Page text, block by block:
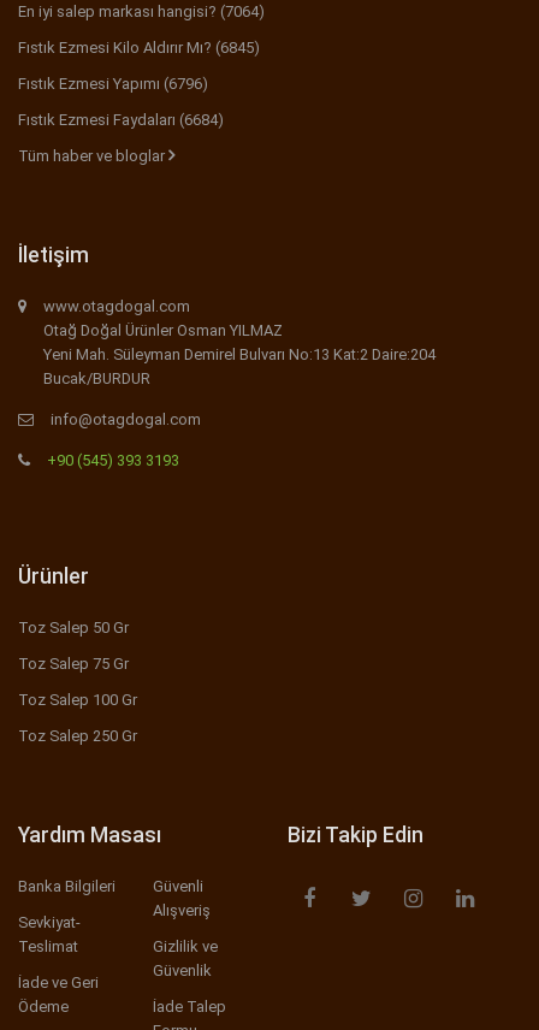
En iyi salep markası hangisi? (7064)
Fıstık Ezmesi Kilo Aldırır Mı? (6845)
Fıstık Ezmesi Yapımı (6796)
Fıstık Ezmesi Faydaları (6684)
Tüm haber ve bloglar
İletişim
www.otagdogal.com
Otağ Doğal Ürünler Osman YILMAZ
Yeni Mah. Süleyman Demirel Bulvarı No:13 Kat:2 Daire:204
Bucak/BURDUR
info@otagdogal.com
+90 (545) 393 3193
Ürünler
Toz Salep 50 Gr
Toz Salep 75 Gr
Toz Salep 100 Gr
Toz Salep 250 Gr
Yardım Masası
Banka Bilgileri
Sevkiyat-
Teslimat
İade ve Geri
Ödeme
Güvenli
Alışveriş
Gizlilik ve
Güvenlik
İade Talep
Bizi Takip Edin